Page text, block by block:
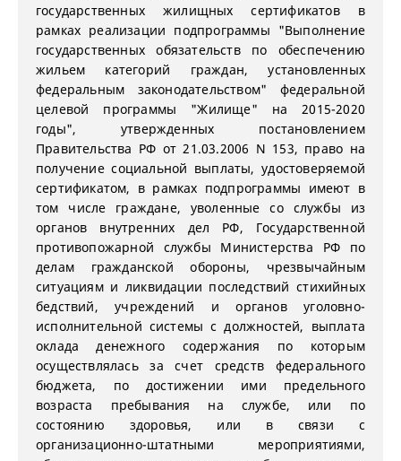
государственных жилищных сертификатов в
рамках реализации подпрограммы "Выполнение
государственных обязательств по обеспечению
жильем категорий граждан, установленных
федеральным законодательством" федеральной
целевой программы "Жилище" на 2015-2020
годы", утвержденных постановлением
Правительства РФ от 21.03.2006 N 153, право на
получение социальной выплаты, удостоверяемой
сертификатом, в рамках подпрограммы имеют в
том числе граждане, уволенные со службы из
органов внутренних дел РФ, Государственной
противопожарной службы Министерства РФ по
делам гражданской обороны, чрезвычайным
ситуациям и ликвидации последствий стихийных
бедствий, учреждений и органов уголовно-
исполнительной системы с должностей, выплата
оклада денежного содержания по которым
осуществлялась за счет средств федерального
бюджета, по достижении ими предельного
возраста пребывания на службе, или по
состоянию здоровья, или в связи с
организационно-штатными мероприятиями,